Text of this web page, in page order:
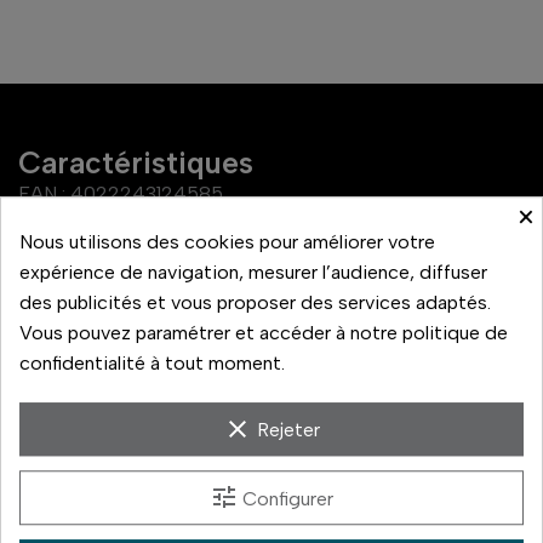
Caractéristiques
EAN : 4022243124585
Référence 12458
À voir aussi sur la boutique
×
Nous utilisons des cookies pour améliorer votre
expérience de navigation, mesurer l’audience, diffuser
des publicités et vous proposer des services adaptés.
Vous pouvez paramétrer et accéder à notre politique de
confidentialité à tout moment.
clear Rejeter
tune Configurer